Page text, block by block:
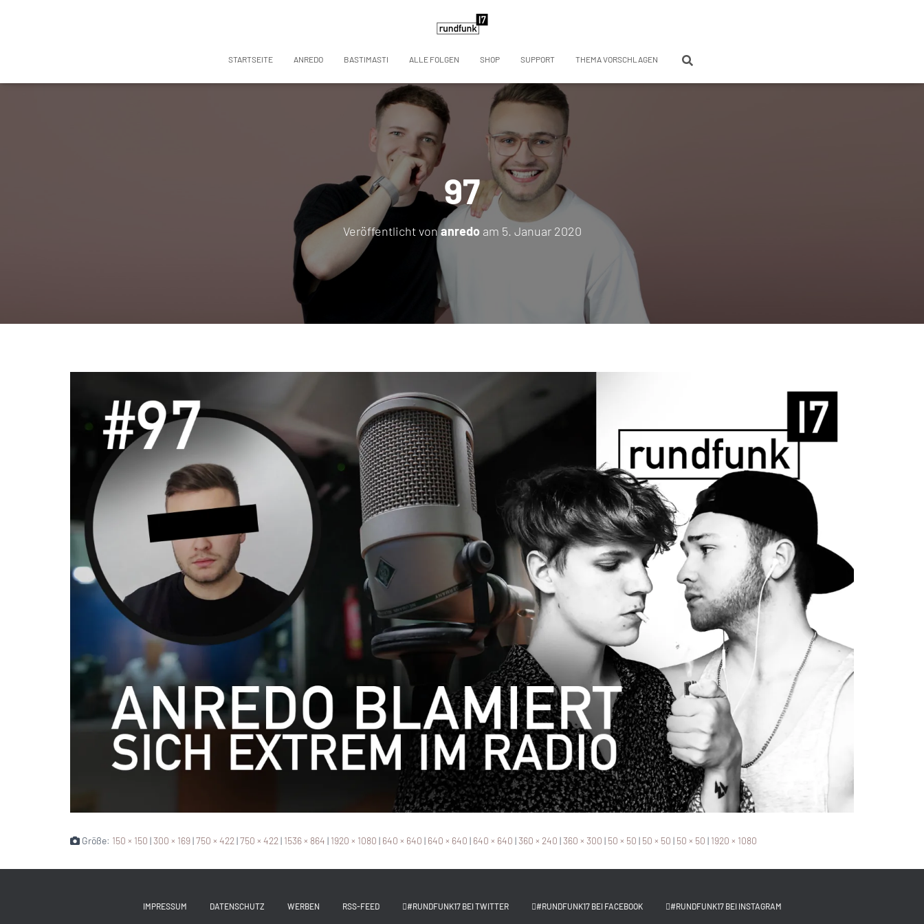
STARTSEITE ANREDO BASTIMASTI ALLE FOLGEN SHOP SUPPORT THEMA VORSCHLAGEN
97
Veröffentlicht vonanredoam 5. Januar 2020
Größe: 150 × 150 |300 × 169|750 × 422|750 × 422| 1536 × 864 | 1920 × 1080 | 640 × 640 | 640 × 640 | 640 × 640 |360 × 240 |360 × 300 | 50 × 50 | 50 × 50 | 50 × 50 | 1920 × 1080
IMPRESSUM DATENSCHUTZ WERBEN RSS-FEED #RUNDFUNK17 BEI TWITTER #RUNDFUNK17 BEI FACEBOOK #RUNDFUNK17 BEI INSTAGRAM